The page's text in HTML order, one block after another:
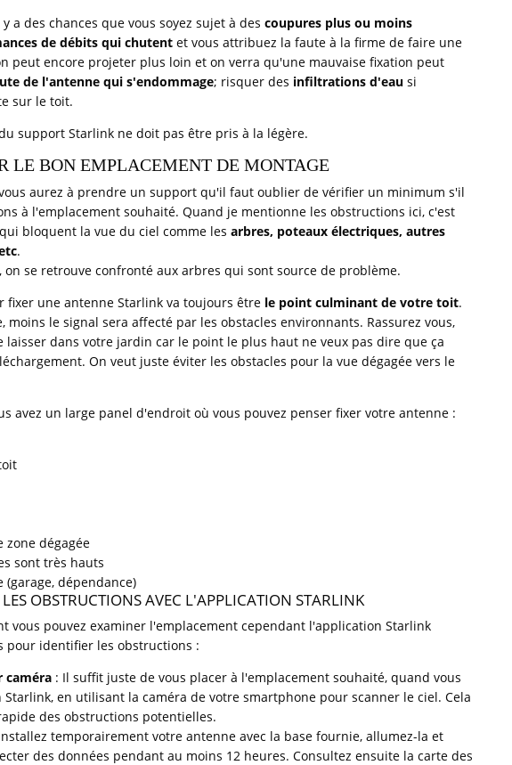
a des chances que vous soyez sujet à descoupures plus ou moins
de débits qui chutent et vous attribuez la faute à la firme de faire une
peut encore projeter plus loin et on verra qu'une mauvaise fixation peut
de l'antenne qui s'endommage; risquer des infiltrations d'eau si
sur le toit.
support Starlink ne doit pas être pris à la légère.
LE BON EMPLACEMENT DE MONTAGE
aurez à prendre un support qu'il faut oublier de vérifier un minimum s'il
à l'emplacement souhaité. Quand je mentionne les obstructions ici, c'est
bloquent la vue du ciel comme lesarbres, poteaux électriques, autres
.
on se retrouve confronté aux arbres qui sont source de problème.
fixer une antenne Starlink va toujours être le point culminant de votre toit.
moins le signal sera affecté par les obstacles environnants. Rassurez vous,
laisser dans votre jardin car le point le plus haut ne veux pas dire que ça
On veut juste éviter les obstacles pour la vue dégagée vers le
avez un large panel d'endroit où vous pouvez penser fixer votre antenne :
zone dégagée
sont très hauts
dépendance)
OBSTRUCTIONS AVEC L'APPLICATION STARLINK
vous pouvez examiner l'emplacement cependant l'application Starlink
pour identifier les obstructions :
caméra : Il suffit juste de vous placer à l'emplacement souhaité, quand vous
en utilisant la caméra de votre smartphone pour scanner le ciel. Cela
des obstructions potentielles.
temporairement votre antenne avec la base fournie, allumez-la et
des données pendant au moins 12 heures. Consultez ensuite la carte des